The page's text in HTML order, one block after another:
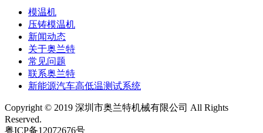
模温机
压铸模温机
新闻动态
关于奥兰特
常见问题
联系奥兰特
新能源汽车高低温测试系统
Copyright © 2019 深圳市奥兰特机械有限公司 All Rights
Reserved.
粤ICP备12072676号